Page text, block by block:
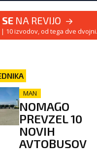
NA REVIJO
| 10 izvodov, od tega dve dvojni.
MAN
NOMAGO
PREVZEL 10
NOVIH
AVTOBUSOV